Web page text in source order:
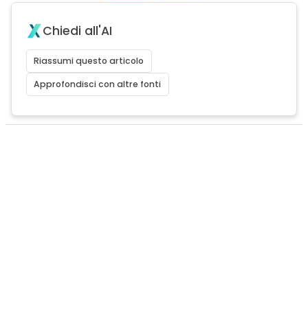
Chiedi all'AI
Riassumi questo articolo
Approfondisci con altre fonti